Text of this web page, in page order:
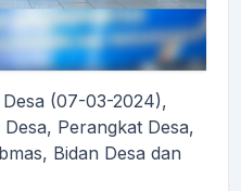
(07-03-2024),
Perangkat Desa,
Bidan Desa dan